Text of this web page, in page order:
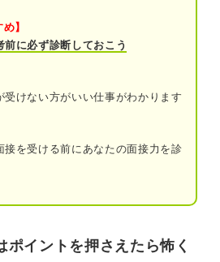
で工夫した点・学んだ点を記載する
の業務に活かせることを書く
詳細や背景までは述べなくても良い
】
に必ず診断しておこう
受けない方がいい仕事がわかります
接を受ける前にあなたの面接力を診
ポイントを押さえたら怖く
トを押さえたら怖くない！
研究していた内容を知りたいから